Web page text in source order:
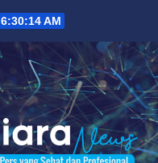
6:30:15 AM